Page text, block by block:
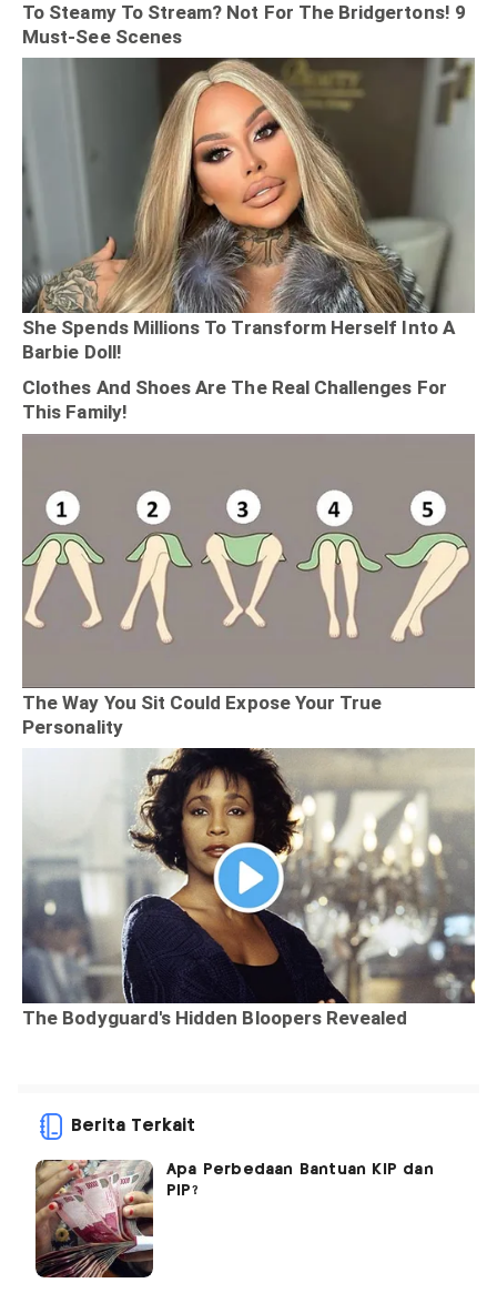
Berita Terkait
Apa Perbedaan Bantuan KIP dan
PIP?